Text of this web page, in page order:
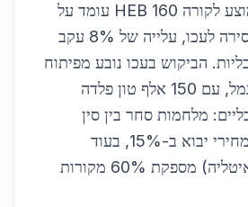
ומגורים. מחיר ממוצע לקורה HEB 160 עומד על
4320 ₪, כולל מסירה לעכו, עלייה של 8% עקב
הביקוש בעכו נובע מפיתוח
אזור התעשייה והנמל, עם 150 אלף טון פלדה
מלחמות סחר בין סין
לארה"ב מגדילות מחירי יבוא ב-15%, בעוד
אירופה (גרמניה, איטליה) מספקת 60% מקורות